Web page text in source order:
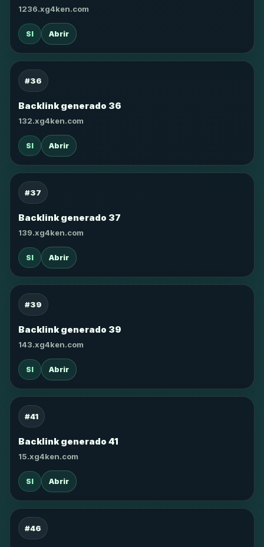
1236.xg4ken.com
SI Abrir
#36
Backlink generado 36
132.xg4ken.com
SI Abrir
#37
Backlink generado 37
139.xg4ken.com
SI Abrir
#39
Backlink generado 39
143.xg4ken.com
SI Abrir
#41
Backlink generado 41
15.xg4ken.com
SI Abrir
#46